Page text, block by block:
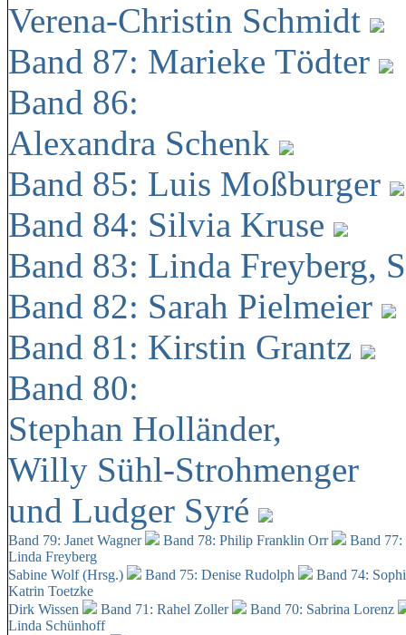
Verena-Christin Schmidt
Band 87: Marieke Tödter
Band 86:
Alexandra Schenk
Band 85: Luis Moßburger
Band 84: Silvia Kruse
Band 83: Linda Freyberg,
Band 82: Sarah Pielmeier
Band 81: Kirstin Grantz
Band 80:
Stephan Holländer,
Willy Sühl-Strohmenger
und Ludger Syré
Band 79: Janet Wagner Band 78: Philip Franklin Orr
Band
Linda Freyberg
Sabine Wolf (Hrsg.)
Band 75: Denise Rudolph
Band 74:
Katrin Toetzke
Dirk Wissen
Band 71: Rahel Zoller
Band 70: Sabrina Lorenz
Linda Schünhoff